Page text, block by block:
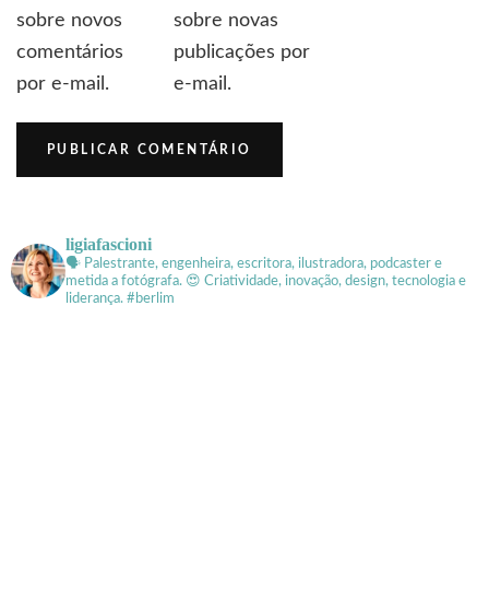
sobre novos
comentários
por e-mail.
sobre novas
publicações por
e-mail.
ligiafascioni
🗣 Palestrante, engenheira, escritora, ilustradora, podcaster e
metida a fotógrafa. 😍 Criatividade, inovação, design, tecnologia e
liderança. #berlim